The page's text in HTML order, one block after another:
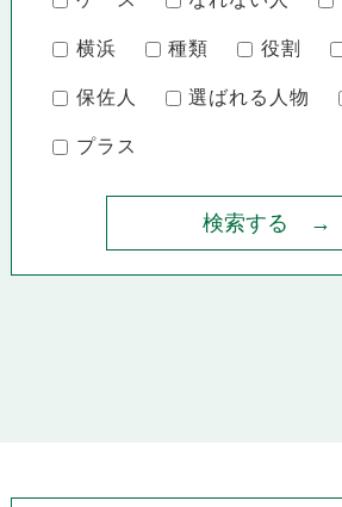
横浜 種類 役割
保佐人 選ばれる人物
プラス